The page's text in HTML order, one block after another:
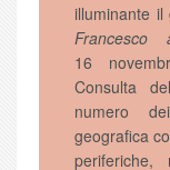
illuminante
16
Consulta
numero
geografica
periferiche,